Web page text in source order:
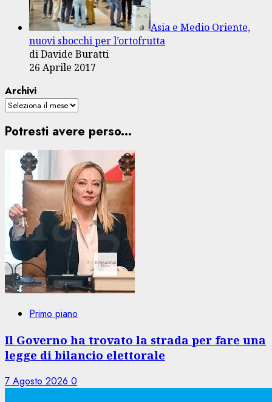
Asia e Medio Oriente,
nuovi sbocchi per l’ortofrutta
di Davide Buratti
26 Aprile 2017
Archivi
Potresti avere perso...
Primo piano
Il Governo ha trovato la strada per fare una
legge di bilancio elettorale
7 Agosto 2026 0